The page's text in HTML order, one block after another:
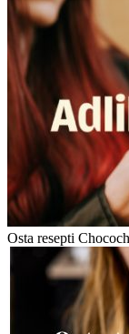
Osta resepti